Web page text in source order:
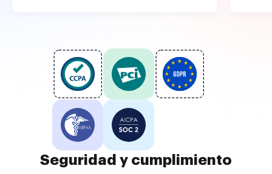
Seguridad y cumplimiento